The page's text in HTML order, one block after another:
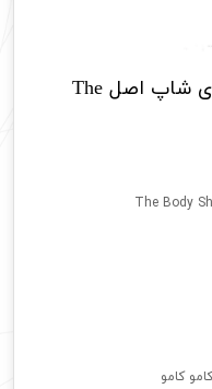
لایه بردار پیلینگ ویتامین C بادی شاپ اصل The